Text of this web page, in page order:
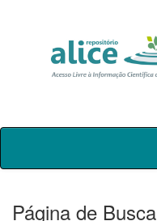
Skip
Página de Busca